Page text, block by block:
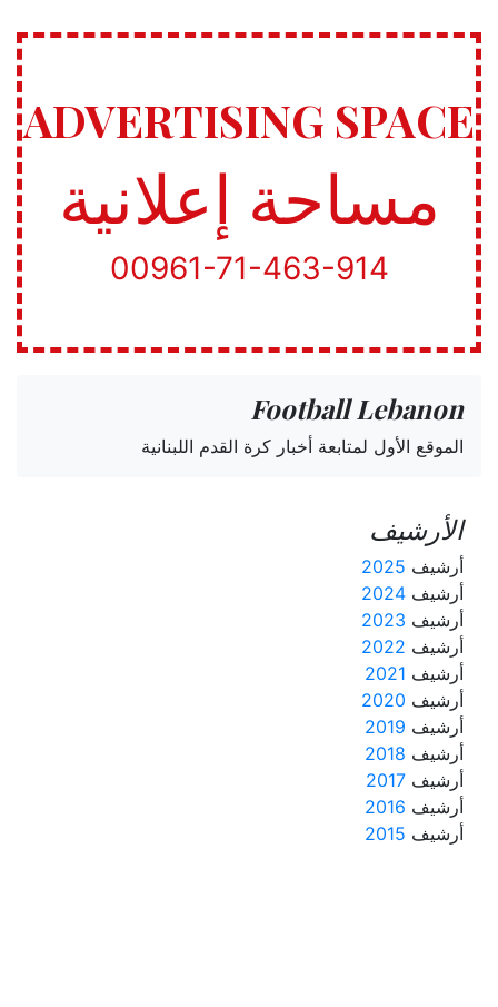
ADVERTISING SPACE
مساحة إعلانية
00961-71-463-914
Football Lebanon
الموقع الأول لمتابعة أخبار كرة القدم اللبنانية
الأرشيف
أرشيف 2025
أرشيف 2024
أرشيف 2023
أرشيف 2022
أرشيف 2021
أرشيف 2020
أرشيف 2019
أرشيف 2018
أرشيف 2017
أرشيف 2016
أرشيف 2015